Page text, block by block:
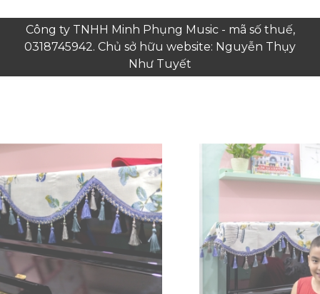
Công ty TNHH Minh Phụng Music - mã số thuế,
0318745942. Chủ sở hữu website: Nguyễn Thụy
Như Tuyết